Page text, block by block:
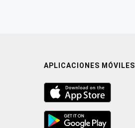
APLICACIONES MÓVILES